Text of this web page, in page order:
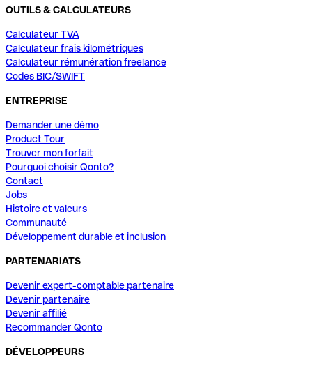
OUTILS & CALCULATEURS
Calculateur TVA
Calculateur frais kilométriques
Calculateur rémunération freelance
Codes BIC/SWIFT
ENTREPRISE
Demander une démo
Product Tour
Trouver mon forfait
Pourquoi choisir Qonto?
Contact
Jobs
Histoire et valeurs
Communauté
Développement durable et inclusion
PARTENARIATS
Devenir expert-comptable partenaire
Devenir partenaire
Devenir affilié
Recommander Qonto
DÉVELOPPEURS